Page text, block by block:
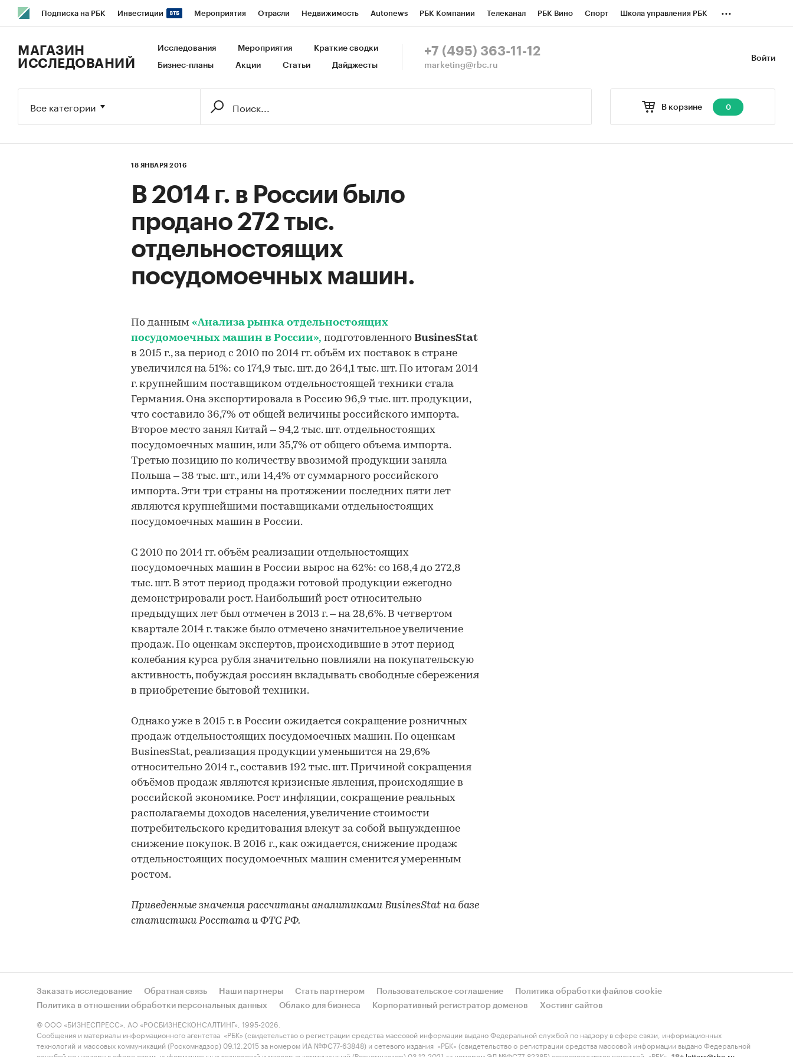
Подписка на РБК Инвестиции Мероприятия Отрасли Недвижимость Autonews РБК Компании Телеканал РБК Вино Спорт Школа управления РБК
Исследования Кредитные рейтинги Франшизы Газета Спецпроекты СПб Конференции СПб Спецпроекты
...
Войти
МАГАЗИН
ИССЛЕДОВАНИЙ
Исследования Мероприятия Краткие сводки
Бизнес-планы Акции Статьи Дайджесты
+7 (495) 363-11-12
marketing@rbc.ru
В корзине 0
Все категории
18 ЯНВАРЯ 2016
В 2014 г. в России было
продано 272 тыс.
отдельностоящих
посудомоечных машин.
По данным «Анализа рынка отдельностоящих
посудомоечных машин в России», подготовленного BusinesStat
в 2015 г., за период с 2010 по 2014 гг. объём их поставок в стране
увеличился на 51%: со 174,9 тыс. шт. до 264,1 тыс. шт. По итогам 2014
г. крупнейшим поставщиком отдельностоящей техники стала
Германия. Она экспортировала в Россию 96,9 тыс. шт. продукции,
что составило 36,7% от общей величины российского импорта.
Второе место занял Китай – 94,2 тыс. шт. отдельностоящих
посудомоечных машин, или 35,7% от общего объема импорта.
Третью позицию по количеству ввозимой продукции заняла
Польша – 38 тыс. шт., или 14,4% от суммарного российского
импорта. Эти три страны на протяжении последних пяти лет
являются крупнейшими поставщиками отдельностоящих
посудомоечных машин в России.
С 2010 по 2014 гг. объём реализации отдельностоящих
посудомоечных машин в России вырос на 62%: со 168,4 до 272,8
тыс. шт. В этот период продажи готовой продукции ежегодно
демонстрировали рост. Наибольший рост относительно
предыдущих лет был отмечен в 2013 г. – на 28,6%. В четвертом
квартале 2014 г. также было отмечено значительное увеличение
продаж. По оценкам экспертов, происходившие в этот период
колебания курса рубля значительно повлияли на покупательскую
активность, побуждая россиян вкладывать свободные сбережения
в приобретение бытовой техники.
Однако уже в 2015 г. в России ожидается сокращение розничных
продаж отдельностоящих посудомоечных машин. По оценкам
BusinesStat, реализация продукции уменьшится на 29,6%
относительно 2014 г., составив 192 тыс. шт. Причиной сокращения
объёмов продаж являются кризисные явления, происходящие в
российской экономике. Рост инфляции, сокращение реальных
располагаемы доходов населения, увеличение стоимости
потребительского кредитования влекут за собой вынужденное
снижение покупок. В 2016 г., как ожидается, снижение продаж
отдельностоящих посудомоечных машин сменится умеренным
ростом.
Приведенные значения рассчитаны аналитиками BusinesStat на базе
статистики Росстата и ФТС РФ.
Заказать исследование Обратная связь Наши партнеры Стать партнером Пользовательское соглашение
Политика обработки файлов cookie
Политика в отношении обработки персональных данных
Облако для бизнеса Корпоративный регистратор доменов Хостинг сайтов
© ООО «БИЗНЕСПРЕСС», АО «РОСБИЗНЕСКОНСАЛТИНГ», 1995-2026.
Сообщения и материалы информационного агентства «РБК» (свидетельство о регистрации средства массовой информации выдано Федеральной службой по надзору в сфере связи, информационных
технологий и массовых коммуникаций (Роскомнадзор) 09.12.2015 за номером ИА №ФС77-63848) и сетевого издания «РБК» (свидетельство о регистрации средства массовой информации выдано Федеральной